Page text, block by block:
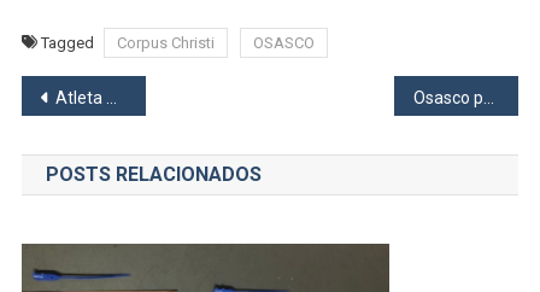
Tagged Corpus Christi OSASCO
Navegação
de
Post
Atleta Osasquense encerra sua temporada de treinos e competições na Austrália
POSTS RELACIONADOS